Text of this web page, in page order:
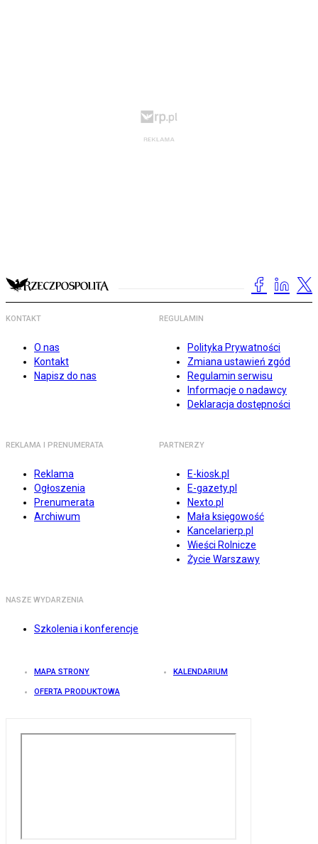
KONTAKT
O nas
Kontakt
Napisz do nas
REGULAMIN
Polityka Prywatności
Zmiana ustawień zgód
Regulamin serwisu
Informacje o nadawcy
Deklaracja dostępności
REKLAMA I PRENUMERATA
Reklama
Ogłoszenia
Prenumerata
Archiwum
PARTNERZY
E-kiosk.pl
E-gazety.pl
Nexto.pl
Mała księgowość
Kancelarierp.pl
Wieści Rolnicze
Życie Warszawy
NASZE WYDARZENIA
Szkolenia i konferencje
MAPA STRONY KALENDARIUM
OFERTA PRODUKTOWA